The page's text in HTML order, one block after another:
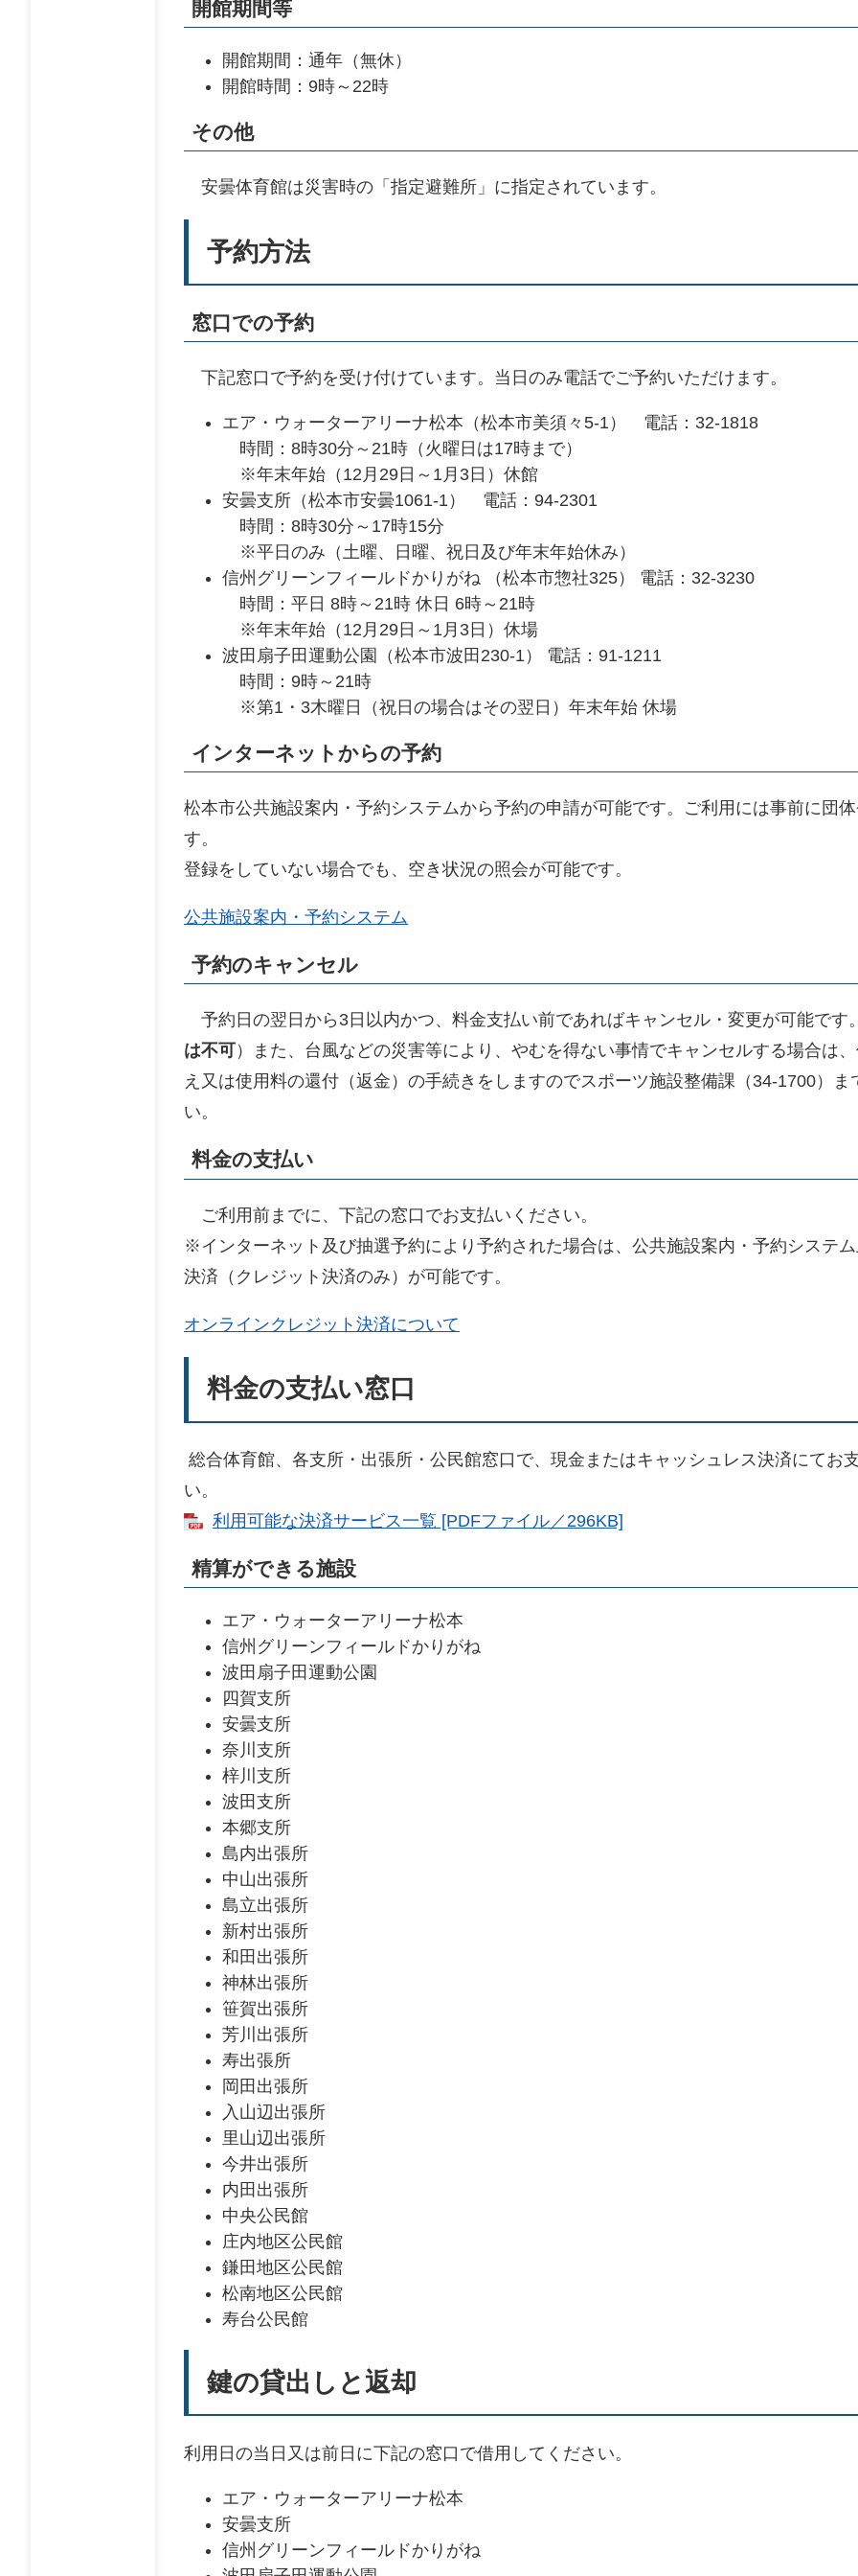
開館期間等
開館期間：通年（無休）
開館時間：9時～22時
その他
安曇体育館は災害時の「指定避難所」に指定されています。
予約方法
窓口での予約
下記窓口で予約を受け付けています。当日のみ電話でご予約いただけます。
エア・ウォーターアリーナ松本（松本市美須々5-1） 電話：32-1818
時間：8時30分～21時（火曜日は17時まで）
※年末年始（12月29日～1月3日）休館
安曇支所（松本市安曇1061-1） 電話：94-2301
時間：8時30分～17時15分
※平日のみ（土曜、日曜、祝日及び年末年始休み）
信州グリーンフィールドかりがね （松本市惣社325） 電話：32-3230
時間：平日 8時～21時 休日 6時～21時
​※年末年始（12月29日～1月3日）休場
波田扇子田運動公園（松本市波田230-1） 電話：91-1211
時間：9時～21時
※第1・3木曜日（祝日の場合はその翌日）年末年始 休場
インターネットからの予約
松本市公共施設案内・予約システムから予約の申請が可能です。ご利用には事前に団
す。
登録をしていない場合でも、空き状況の照会が可能です。
公共施設案内・予約システム
予約のキャンセル
予約日の翌日から3日以内かつ、料金支払い前であればキャンセル・変更が可能です
は不可）また、台風などの災害等により、やむを得ない事情でキャンセルする場合は
え又は使用料の還付（返金）の手続きをしますのでスポーツ施設整備課（34-1700）ま
い。
料金の支払い
ご利用前までに、下記の窓口でお支払いください。
※インターネット及び抽選予約により予約された場合は、公共施設案内・予約システ
決済（クレジット決済のみ）が可能です。
オンラインクレジット決済について
料金の支払い窓口
総合体育館、各支所・出張所・公民館窓口で、現金またはキャッシュレス決済にてお
い。
利用可能な決済サービス一覧 [PDFファイル／296KB]
精算ができる施設
エア・ウォーターアリーナ松本
信州グリーンフィールドかりがね
波田扇子田運動公園
四賀支所
安曇支所
奈川支所
梓川支所
波田支所
本郷支所
島内出張所
中山出張所
島立出張所
新村出張所
和田出張所
神林出張所
笹賀出張所
芳川出張所
寿出張所
岡田出張所
入山辺出張所
里山辺出張所
今井出張所
内田出張所
中央公民館
庄内地区公民館
鎌田地区公民館
松南地区公民館
寿台公民館
鍵の貸出しと返却
利用日の当日又は前日に下記の窓口で借用してください。
エア・ウォーターアリーナ松本
安曇支所
信州グリーンフィールドかりがね